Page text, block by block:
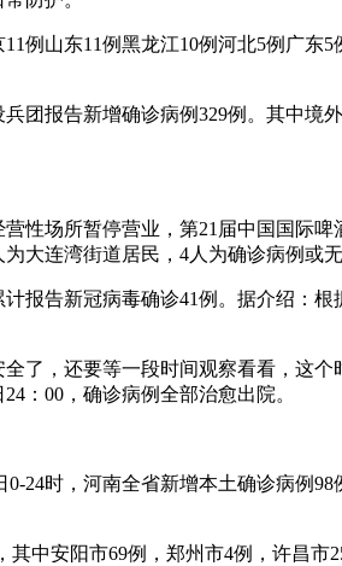
例山东11例黑龙江10例河北5例广
团报告新增确诊病例329例。其中
性场所暂停营业，第21届中国国际
大连湾街道居民，4人为确诊病例或
报告新冠病毒确诊41例。据介绍：
了，还要等一段时间观察看看，这
：00，确诊病例全部治愈出院。
0-24时，河南全省新增本土确诊病例
中安阳市69例，郑州市4例，许昌